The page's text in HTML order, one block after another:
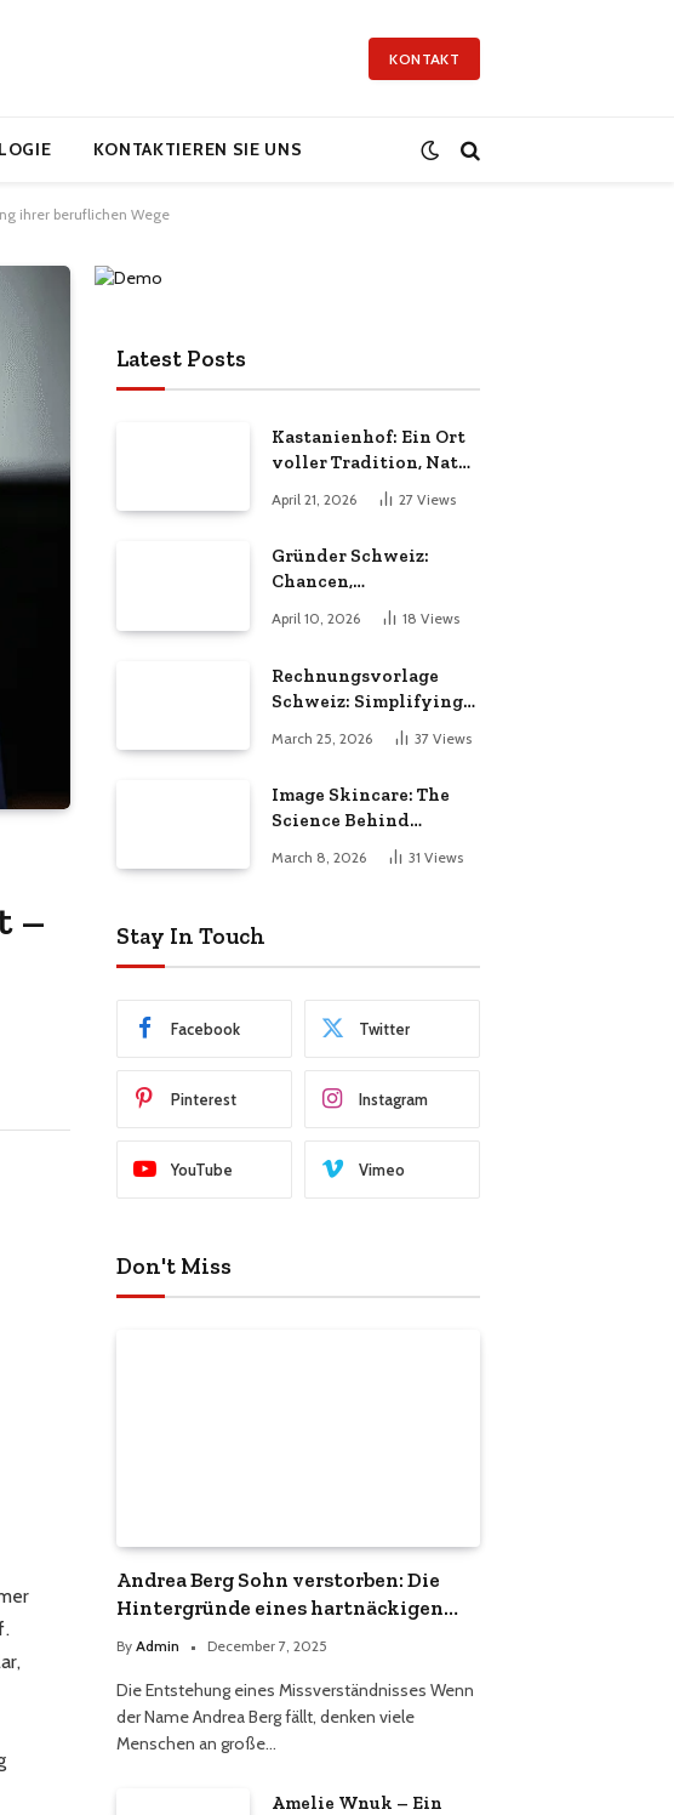
KONTAKT
KONTAKTIEREN SIE UNS
ihrer beruflichen Wege
–
Latest Posts
Kastanienhof: Ein Ort
voller Tradition, Natur
und Lebensqualität
April 21, 2026 27 Views
Gründer Schweiz:
Chancen,
Herausforderungen
und Erfolgsfaktoren im
April 10, 2026 18 Views
Rechnungsvorlage
Schweiz: Simplifying
Invoicing for Swiss
Businesses
March 25, 2026 37 Views
Image Skincare: The
Science Behind
Healthier, Radiant
March 8, 2026 31 Views
Stay In Touch
Facebook Twitter
Pinterest Instagram
YouTube Vimeo
Don't Miss
Andrea Berg Sohn verstorben: Die
Hintergründe eines hartnäckigen
Gerüchts
By Admin December 7, 2025
Die Entstehung eines Missverständnisses Wenn
der Name Andrea Berg fällt, denken viele
Menschen an große…
Amelie Wnuk – Ein